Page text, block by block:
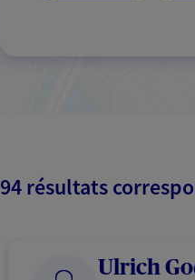
94 résultats
Ulrich